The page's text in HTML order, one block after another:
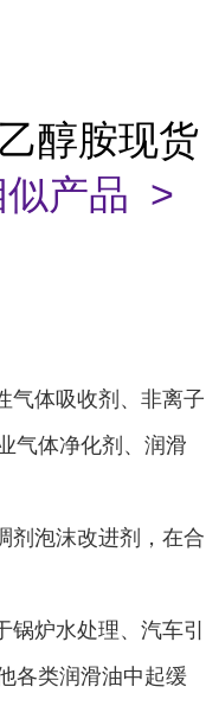
醇胺现货
似产品 >
气体吸收剂、非离子
气体净化剂、润滑
剂泡沫改进剂，在合
炉水处理、汽车引
各类润滑油中起缓